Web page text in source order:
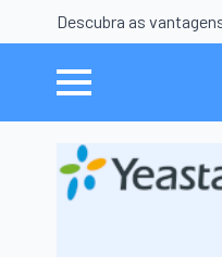
Descubra as